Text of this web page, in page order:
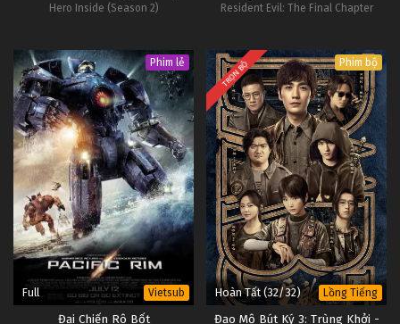
Tập 21
Thôn Tính Bầu Trời Tập 20
Tập 20
Thôn Tính Bầu Trời Tập 19
Tập 19
Thôn Tính Bầu Trời Tập 18
Tập 18
Thôn Tính Bầu Trời Tập 17
Hero Inside (Season 2) Resident Evil: The Final Chapter
Phim lẻ
Full Vietsub
Đại Chiến Rô Bốt
TRỌN BỘ Phim bộ
Hoàn Tất (32/32) Lồng Tiếng
Đạo Mộ Bút Ký 3: Trùng Khởi -